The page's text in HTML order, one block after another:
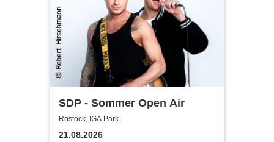
SDP - Sommer Open Air
Rostock, IGA Park
21.08.2026